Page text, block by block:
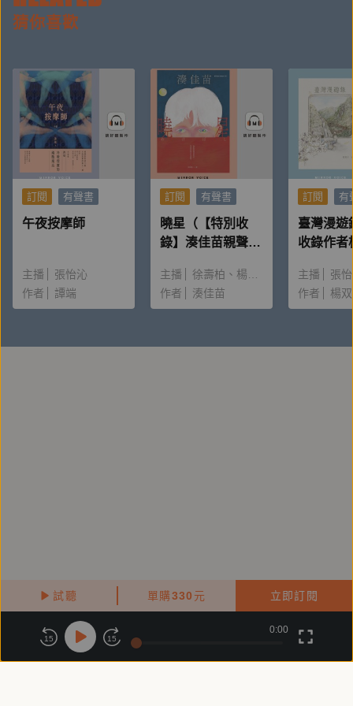
試聽 單購330 元 立即訂閱
貪杯愛賭的老爸，被老媽揍的老爸，
老爸，你明明沒有什麼優點，
為什麼卻讓我無比懷念，又無比嚮往？
荒謬爆笑的「菲律賓物語」正式登臺！
本書特色
▲ 笑到你心裡發寒！笑聲中有淡淡的無奈，一齣大時
▲一發不可收拾！老爸根本就是《烏龍派出所》兩津勘
吉的難兄難弟。
南崁小書店店主夏琳 大笑推薦！
中央研究院歐美研究所特聘研究員 單德興
猜你喜歡
訂閱 有聲書
午夜按摩師
主播
張怡沁
作者
譚端
訂閱 有聲書
曉星（【特別收
錄】湊佳苗親聲朗
主播 徐壽柏
楊雅淳
作者
湊佳苗
訂閱 有
臺灣漫遊
收錄作者
主播
張
作者
楊
關於鏡好聽
商務合作 付費條款 會員條款
15 15
0:00